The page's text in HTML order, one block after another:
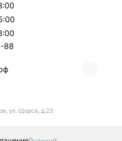
88
ул. Щорса, д.23